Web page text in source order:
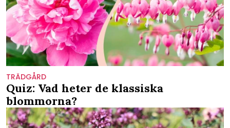
TRÄDGÅRD
Quiz: Vad heter de klassiska
blommorna?